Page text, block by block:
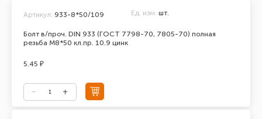
Болт в/проч. DIN 933 (ГОСТ 7798-70, 7805-70) полная
резьба М8*50 кл.пр. 10.9 цинк
Артикул: 933-8*50/109 Ед. изм. шт.
5.45 ₽